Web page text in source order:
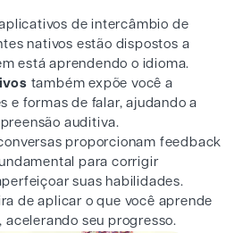
de intercâmbio de
nativos estão dispostos a
está aprendendo o idioma.
também expõe você a
e formas de falar, ajudando a
auditiva.
proporcionam feedback
para corrigir
suas habilidades.
de aplicar o que você aprende
acelerando seu progresso.